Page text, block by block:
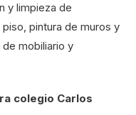
y limpieza de
pintura de muros y
mobiliario y
colegio Carlos